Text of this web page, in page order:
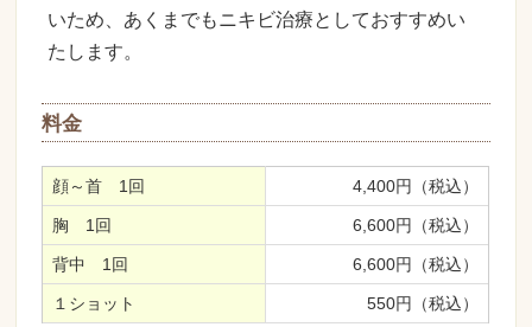
いため、あくまでもニキビ治療としておすすめい
たします。
料金
顔～首 1回 4,400円（税込）
胸 1回 6,600円（税込）
背中 1回 6,600円（税込）
１ショット 550円（税込）